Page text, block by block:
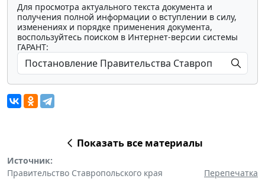
Для просмотра актуального текста документа и
получения полной информации о вступлении в силу,
изменениях и порядке применения документа,
воспользуйтесь поиском в Интернет-версии системы
ГАРАНТ:
Показать все материалы
Источник:
Правительство Ставропольского края
Перепечатка